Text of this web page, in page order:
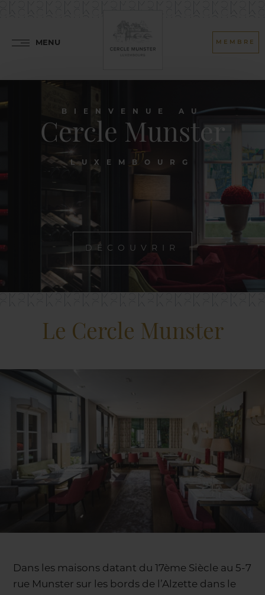
MENU MEMBRE
BIENVENUE AU
Cercle Munster
LUXEMBOURG
DÉCOUVRIR
Le Cercle Munster
Dans les maisons datant du 17ème Siècle au 5-7
rue Munster sur les bords de l’Alzette dans le